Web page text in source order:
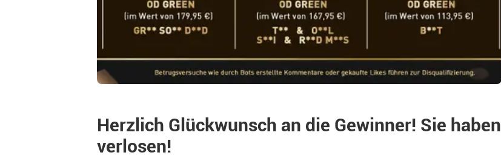
Herzlich Glückwunsch an die Gewinner! Sie haben
verlosen!